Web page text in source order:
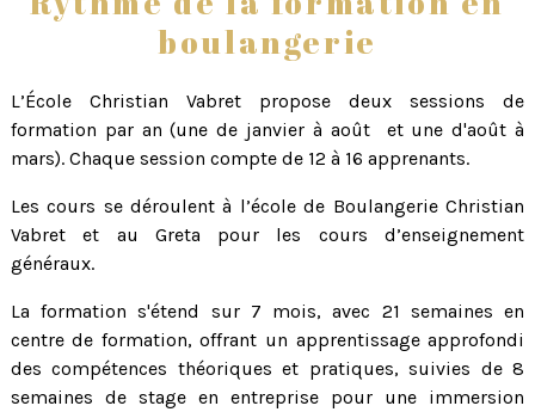
boulangerie
L’École Christian Vabret propose deux sessions de
formation par an (une de janvier à août et une d'août à
mars). Chaque session compte de 12 à 16 apprenants.
Les cours se déroulent à l’école de Boulangerie Christian
Vabret et au Greta pour les cours d’enseignement
généraux.
La formation s'étend sur 7 mois, avec 21 semaines en
centre de formation, offrant un apprentissage approfondi
des compétences théoriques et pratiques, suivies de 8
semaines de stage en entreprise pour une immersion